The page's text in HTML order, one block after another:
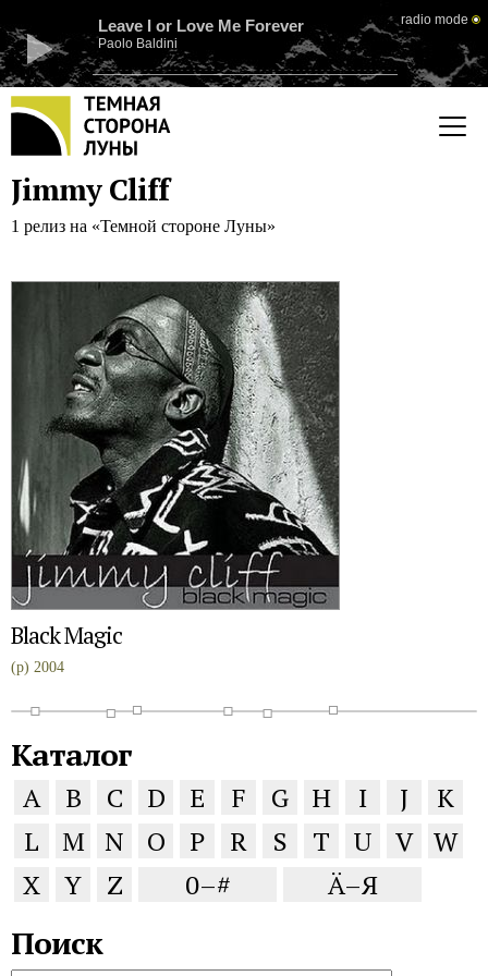
Leave I or Love Me Forever
Paolo Baldini
radio mode
Jimmy Cliff
1 релиз на «Темной стороне Луны»
Black Magic
(p) 2004
Каталог
A B C D E F G H I J
K
L
M N O P R S T U V W
X
Y Z 0–# Ä–Я
Поиск